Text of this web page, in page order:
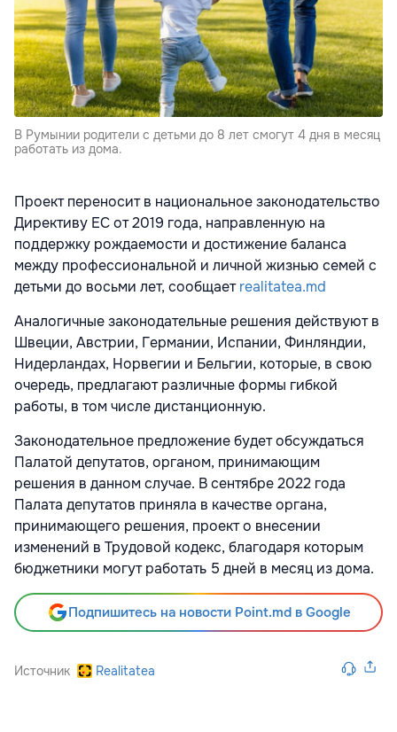
В Румынии родители с детьми до 8 лет смогут 4 дня в месяц
работать из дома.
Проект переносит в национальное законодательство
Директиву ЕС от 2019 года, направленную на
поддержку рождаемости и достижение баланса
между профессиональной и личной жизнью семей с
детьми до восьми лет, сообщаетrealitatea.md
Аналогичные законодательные решения действуют в
Швеции, Австрии, Германии, Испании, Финляндии,
Нидерландах, Норвегии и Бельгии, которые, в свою
очередь, предлагают различные формы гибкой
работы, в том числе дистанционную.
Законодательное предложение будет обсуждаться
Палатой депутатов, органом, принимающим
решения в данном случае. В сентябре 2022 года
Палата депутатов приняла в качестве органа,
принимающего решения, проект о внесении
изменений в Трудовой кодекс, благодаря которым
бюджетники могут работать 5 дней в месяц из дома.
Подпишитесь на новости Point.md в Google
Источник Realitatea